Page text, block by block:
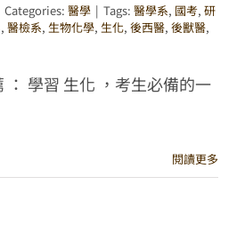
Categories: 醫學 | Tags: 醫學系, 國考, 研
, 醫檢系, 生物化學, 生化, 後西醫, 後獸醫,
： 學習 生化 ，考生必備的一
閱讀更多